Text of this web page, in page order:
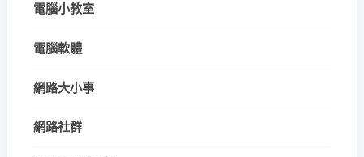
電腦小教室
電腦軟體
網路大小事
網路社群